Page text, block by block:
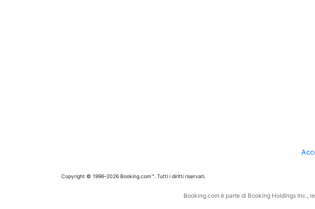
Copyright © 1996–2026 Booking.com™. Tutti i diritti riservati.
Booking.com è parte di Booking Holdings Inc.,